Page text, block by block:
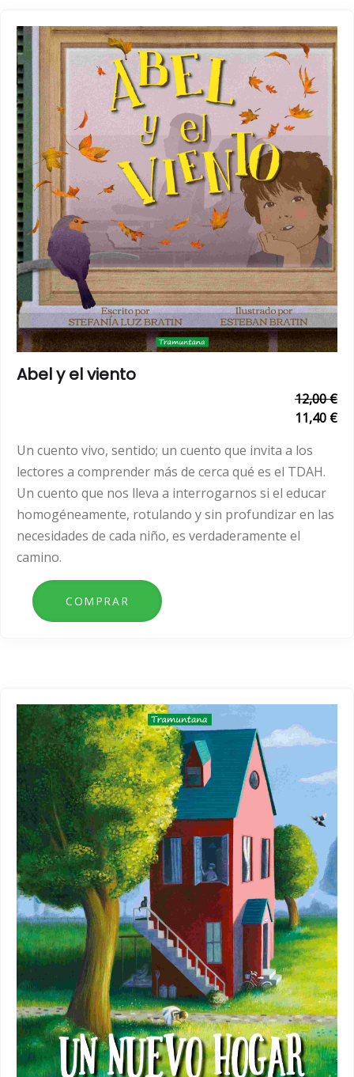
Abel y el viento
12,00 €
11,40 €
Un cuento vivo, sentido; un cuento que invita a los
lectores a comprender más de cerca qué es el TDAH.
Un cuento que nos lleva a interrogarnos si el educar
homogéneamente, rotulando y sin profundizar en las
necesidades de cada niño, es verdaderamente el
camino.